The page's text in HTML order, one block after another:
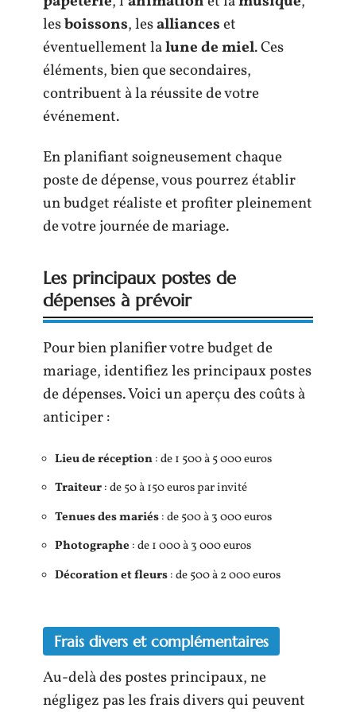
lesboissons, lesallianceset
éventuellement lalune de miel. Ces
éléments, bien que secondaires,
contribuent à la réussite de votre
événement.
En planifiant soigneusement chaque
poste de dépense, vous pourrez établir
un budget réaliste et profiter pleinement
de votre journée de mariage.
Les principaux postes de
dépenses à prévoir
Pour bien planifier votre budget de
mariage, identifiez les principaux postes
de dépenses. Voici un aperçu des coûts à
anticiper :
Lieu de réception: de 1 500 à 5 000 euros
Traiteur: de 50 à 150 euros par invité
Tenues des mariés: de 500 à 3 000 euros
Photographe : de 1 000 à 3 000 euros
Décoration et fleurs: de 500 à 2 000 euros
Frais divers et complémentaires
Au-delà des postes principaux, ne
négligez pas les frais divers qui peuvent